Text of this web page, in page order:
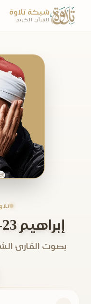
شبكة تلاوة
للقرآن الكريم
إبراهيم 23-41 نسخة أصلية
بصوت القارئ